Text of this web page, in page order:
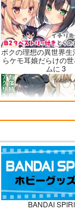
ボクの理想の異世界生
らケモ耳娘だらけの
ムに 3
5
BANDAI